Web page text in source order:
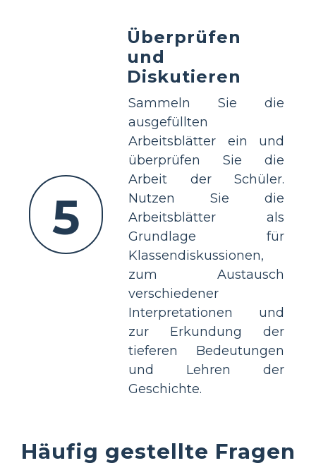
5
Überprüfen
und
Diskutieren
Sammeln Sie die
ausgefüllten
Arbeitsblätter ein und
überprüfen Sie die
Arbeit der Schüler.
Nutzen Sie die
Arbeitsblätter als
Grundlage für
Klassendiskussionen,
zum Austausch
verschiedener
Interpretationen und
zur Erkundung der
tieferen Bedeutungen
und Lehren der
Geschichte.
Häufig gestellte Fragen